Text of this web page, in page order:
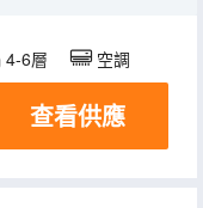
4-6層 空調
查看供應